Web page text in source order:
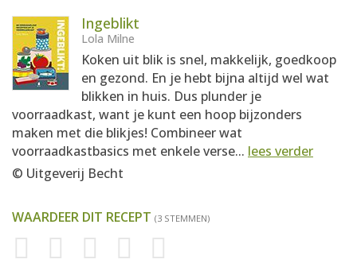
Ingeblikt
Lola Milne
Koken uit blik is snel, makkelijk, goedkoop
en gezond. En je hebt bijna altijd wel wat
blikken in huis. Dus plunder je
voorraadkast, want je kunt een hoop bijzonders
maken met die blikjes! Combineer wat
voorraadkastbasics met enkele verse... lees verder
© Uitgeverij Becht
WAARDEER DIT RECEPT (3 STEMMEN)